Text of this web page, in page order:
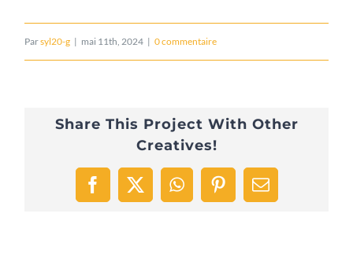
Parsyl20-g | mai 11th, 2024 | 0 commentaire
Share This Project With Other
Creatives!
Facebook
X WhatsAppPinterestEmail